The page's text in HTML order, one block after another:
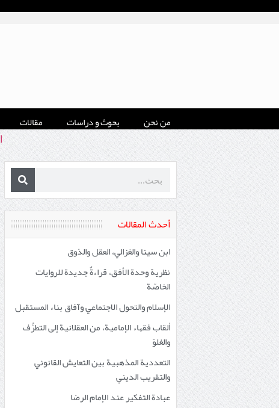
من نحن بحوث و دراسات مقالات
أحدث المقالات
ابن سينا والغزالي، العقل والذوق
نظرية وحدة الأفق، قراءةٌ جديدة للروايات
الخاصّة
الإسلام والتحول الاجتماعي وآفاق بناء المستقبل
ألقاب فقهاء الإمامية، من العقلانية إلى التطرُّف
والغلوّ
التعددية المذهبية بين التعايش القانوني
والتقريب الديني
عبادة التفكير عند الإمام الرضا